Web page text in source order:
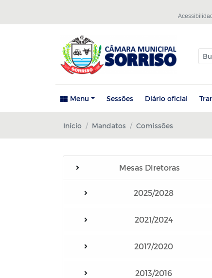
Menu Sessões Diário oficial
Início Mandatos Comissões
Mesas Diretoras
2025/2028
2021/2024
2017/2020
2013/2016